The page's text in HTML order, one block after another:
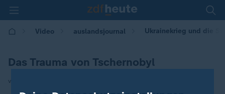
Video auslandsjournal Ukrainekrieg und die
Das Trauma von Tschernobyl
von Anne Brühl